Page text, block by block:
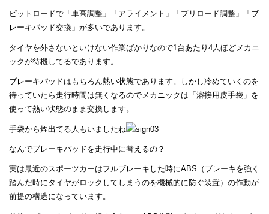
ピットロードで「車高調整」「アライメント」「プリロード調整」「ブ
レーキパッド交換」が多いであります。
タイヤを外さないといけない作業ばかりなので1台あたり4人ほどメカニ
ックが待機してるであります。
ブレーキパッドはもちろん熱い状態であります。しかし冷めていくのを
待っていたら走行時間は無くなるのでメカニックは「溶接用皮手袋」を
使って熱い状態のまま交換します。
手袋から煙出てる人もいましたね
なんでブレーキパッドを走行中に替えるの？
実は最近のスポーツカーはフルブレーキした時にABS（ブレーキを強く
踏んだ時にタイヤがロックしてしまうのを機械的に防ぐ装置）の作動が
前提の構造になっています。